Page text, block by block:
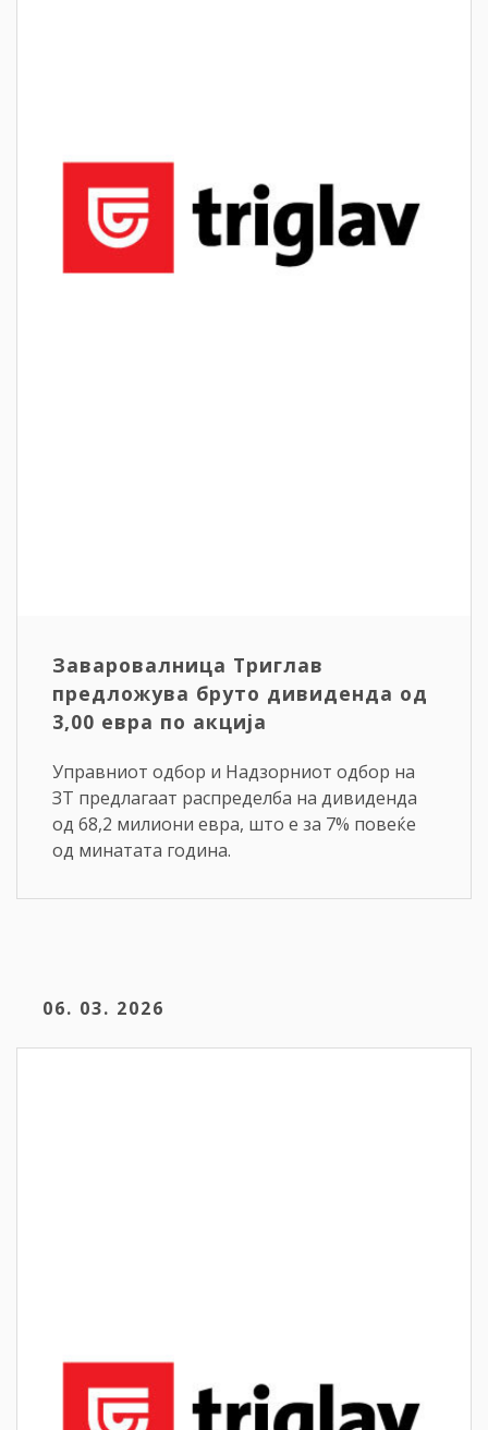
Заваровалница Триглав
предложува бруто дивиденда од
3,00 евра по акција
Управниот одбор и Надзорниот одбор на
ЗТ предлагаат распределба на дивиденда
од 68,2 милиони евра, што е за 7% повеќе
од минатата година.
06. 03. 2026